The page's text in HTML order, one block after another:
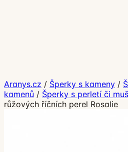
Aranys.cz / Šperky s kameny /
kamenů / Šperky s perletí či
růžových říčních perel Rosalie